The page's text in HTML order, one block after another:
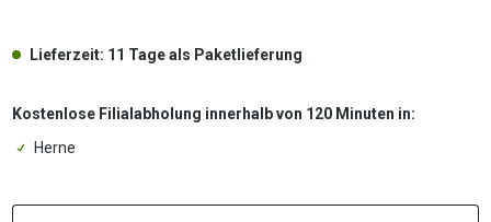
Lieferzeit: 11 Tage als Paketlieferung
Kostenlose Filialabholung innerhalb von 120 Minuten in:
Herne